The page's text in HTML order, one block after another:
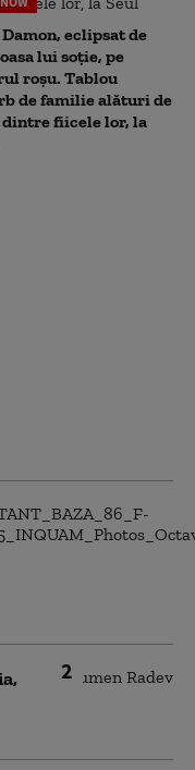
eclipsat de
lui soție, pe
roșu. Tablou
de familie alături de
dintre fiicele lor, la
2